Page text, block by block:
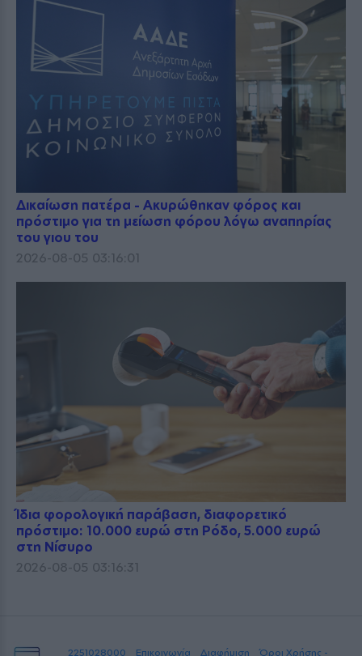
Δικαίωση πατέρα - Ακυρώθηκαν φόρος και
πρόστιμο για τη μείωση φόρου λόγω αναπηρίας
του γιου του
2026-08-05 03:16:01
Ίδια φορολογική παράβαση, διαφορετικό
πρόστιμο: 10.000 ευρώ στη Ρόδο, 5.000 ευρώ
στη Νίσυρο
2026-08-05 03:16:31
2251028000 Επικοινωνία Διαφήμιση Όροι Χρήσης -